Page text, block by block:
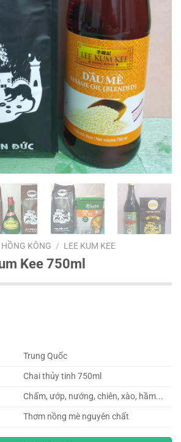
KÔNG / LEE KUM KEE
Kee 750ml
Trung Quốc
Chai thủy tinh 750ml
Chấm, ướp, nướng, chiên, xào, hầm...
Thơm nồng mè nguyên chất